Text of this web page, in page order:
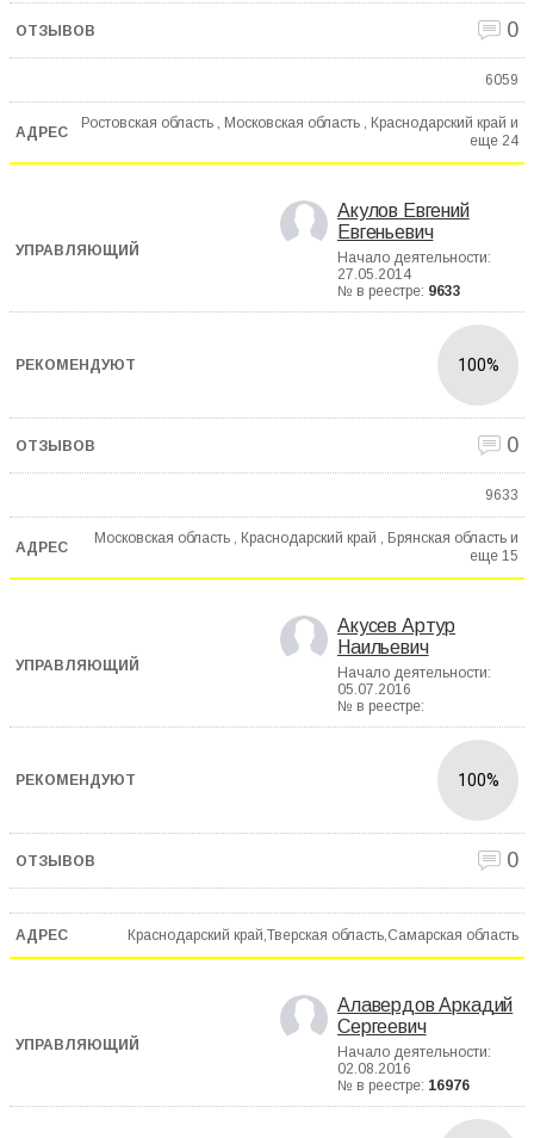
0
6059
Ростовская область , Московская область , Краснодарский край и
еще 24
Акулов Евгений
Евгеньевич
Начало деятельности:
27.05.2014
№ в реестре: 9633
100%
0
9633
Московская область , Краснодарский край , Брянская область и
еще 15
Акусев Артур
Наильевич
Начало деятельности:
05.07.2016
№ в реестре:
100%
0
Краснодарский край,Тверская область,Самарская область
Алавердов Аркадий
Сергеевич
Начало деятельности:
02.08.2016
№ в реестре: 16976